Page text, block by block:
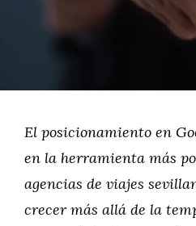
El posicionamiento en
en la herramienta más
agencias de viajes
crecer más allá de la